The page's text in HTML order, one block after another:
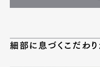
細部に息づくこだわ